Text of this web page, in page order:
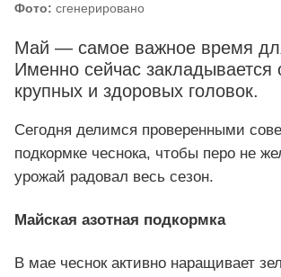
Фото: сгенерировано
Май — самое важное время
Именно сейчас закладывается
крупных и здоровых головок.
Сегодня делимся проверенными
подкормке чеснока, чтобы перо не
урожай радовал весь сезон.
Майская азотная подкормка
В мае чеснок активно наращивает